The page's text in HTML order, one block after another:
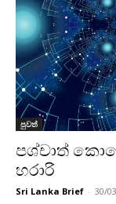
පුවත්
පශ්චාත්
හරාරි
Sri Lanka Brief - 30/